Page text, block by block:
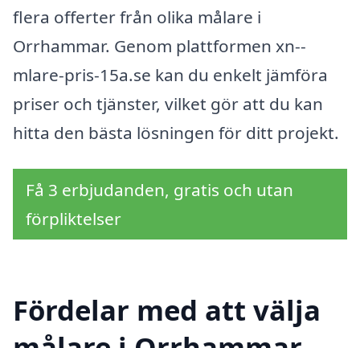
flera offerter från olika målare i
Orrhammar. Genom plattformen xn--
mlare-pris-15a.se kan du enkelt jämföra
priser och tjänster, vilket gör att du kan
hitta den bästa lösningen för ditt projekt.
Få 3 erbjudanden, gratis och utan
förpliktelser
Fördelar med att välja